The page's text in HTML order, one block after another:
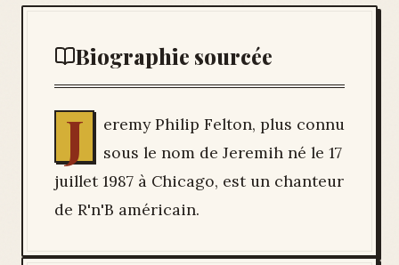
Biographie sourcée
J
eremy Philip Felton, plus connu
sous le nom de Jeremih né le 17
juillet 1987 à Chicago, est un chanteur
de R'n'B américain.